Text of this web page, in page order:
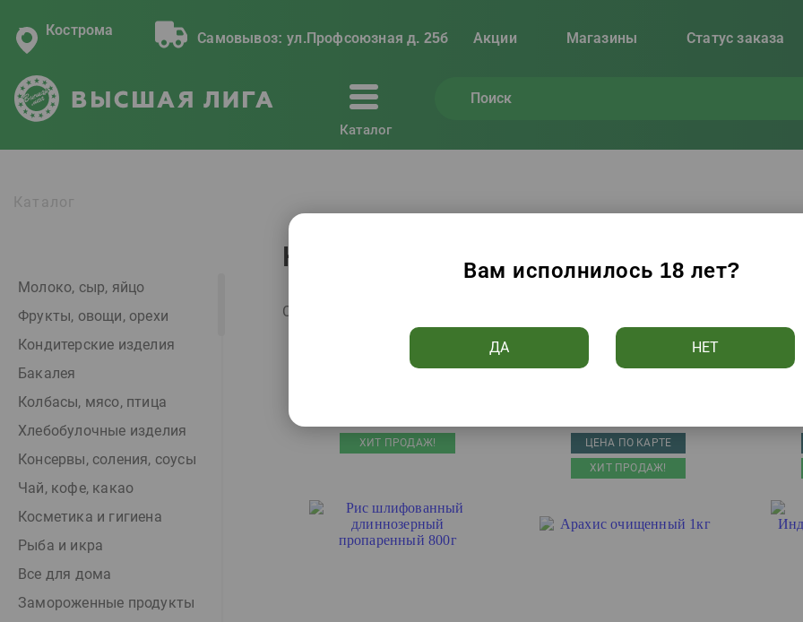
Кострома
Самовывоз: ул.Профсоюзная д. 25б Акции Магазины Статус заказа
Каталог
Вам исполнилось 18 лет?
ДА НЕТ
Каталог
Молоко, сыр, яйцо
Фрукты, овощи, орехи
Кондитерские изделия
Бакалея
Колбасы, мясо, птица
Хлебобулочные изделия
Консервы, соления, соусы
Чай, кофе, какао
Косметика и гигиена
Рыба и икра
Все для дома
Замороженные продукты
Каталог товара)
Сортировать по:
ХИТ ПРОДАЖ!
ЦЕНА ПО КАРТЕ
ХИТ ПРОДАЖ!